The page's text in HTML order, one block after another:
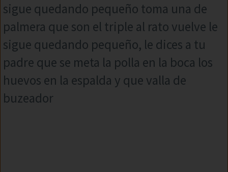
sigue quedando pequeño toma una de
palmera que son el triple al rato vuelve le
sigue quedando pequeño, le dices a tu
padre que se meta la polla en la boca los
huevos en la espalda y que valla de
buzeador